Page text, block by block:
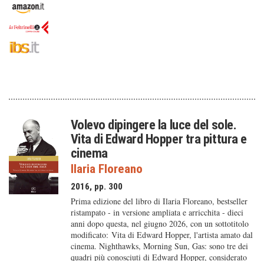
Volevo dipingere la luce del sole.
Vita di Edward Hopper tra pittura e
cinema
Ilaria Floreano
2016, pp. 300
Prima edizione del libro di Ilaria Floreano, bestseller
ristampato - in versione ampliata e arricchita - dieci
anni dopo questa, nel giugno 2026, con un sottotitolo
modificato: Vita di Edward Hopper, l'artista amato dal
cinema. Nighthawks, Morning Sun, Gas: sono tre dei
quadri più conosciuti di Edward Hopper, considerato